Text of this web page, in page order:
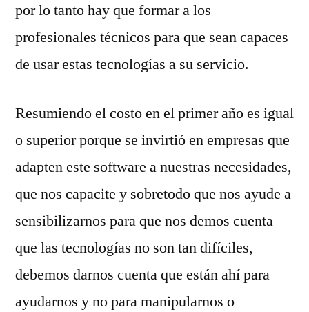
por lo tanto hay que formar a los
profesionales técnicos para que sean capaces
de usar estas tecnologías a su servicio.
Resumiendo el costo en el primer año es igual
o superior porque se invirtió en empresas que
adapten este software a nuestras necesidades,
que nos capacite y sobretodo que nos ayude a
sensibilizarnos para que nos demos cuenta
que las tecnologías no son tan difíciles,
debemos darnos cuenta que están ahí para
ayudarnos y no para manipularnos o